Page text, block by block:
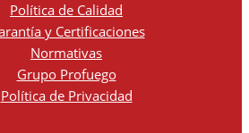
Política de Calidad
y Certificaciones
Normativas
Grupo Profuego
Política de Privacidad